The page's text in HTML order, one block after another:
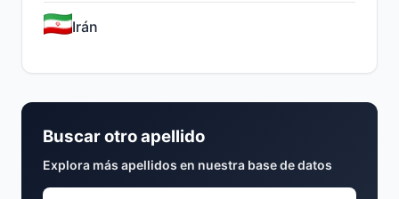
Irán
Buscar otro apellido
Explora más apellidos en nuestra base de datos